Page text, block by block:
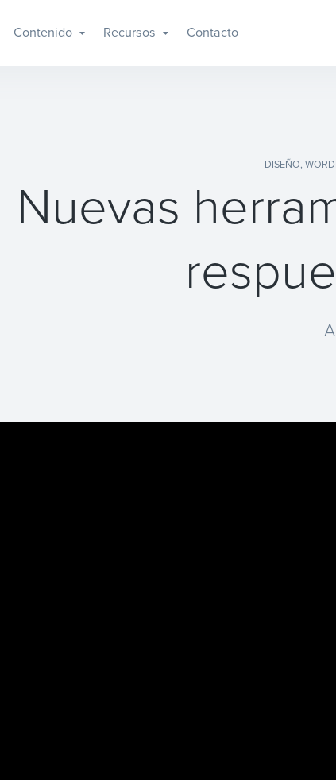
Contenido Recursos Contacto
DISEÑO,
Nuevas